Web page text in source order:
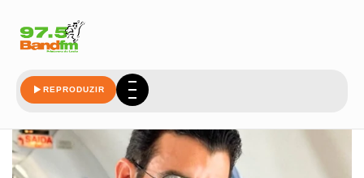
REPRODUZIR